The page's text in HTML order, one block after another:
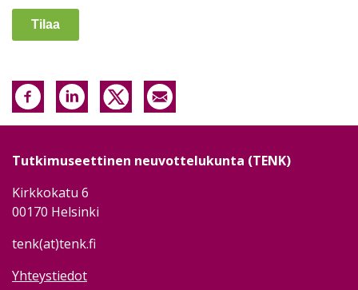
Tilaa
Tutkimuseettinen neuvottelukunta (TENK)
Kirkkokatu 6
00170 Helsinki
tenk(at)tenk.fi
Yhteystiedot